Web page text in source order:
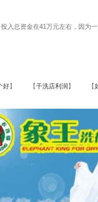
总资金在41万元左右，因为
好】 【干洗店利润 】 【